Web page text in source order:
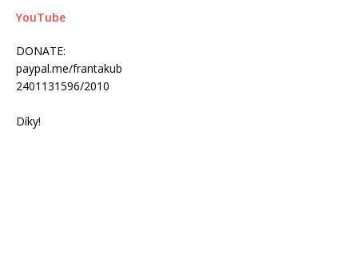
YouTube
DONATE:
paypal.me/frantakub
2401131596/2010
Díky!